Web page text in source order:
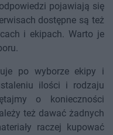
pojawiają się
dostępne są też
i ekipach. Warto je
po wyborze ekipy i
ilości i rodzaju
o konieczności
też dawać żadnych
raczej kupować